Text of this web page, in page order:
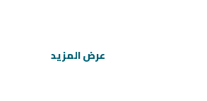
عرض المزيد